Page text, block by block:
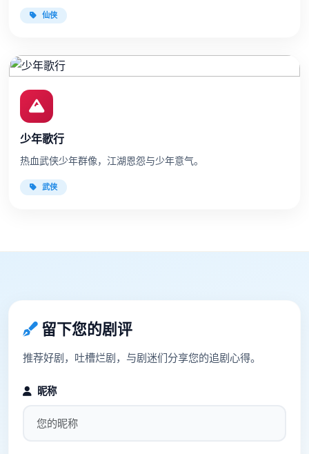
仙侠
少年歌行
热血武侠少年群像，江湖恩怨与少年意气。
武侠
留下您的剧评
推荐好剧，吐槽烂剧，与剧迷们分享您的追剧心得。
昵称